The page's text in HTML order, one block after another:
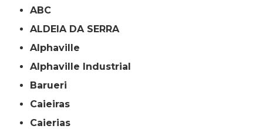
ABC
ALDEIA DA SERRA
Alphaville
Alphaville Industrial
Barueri
Caieiras
Caierias